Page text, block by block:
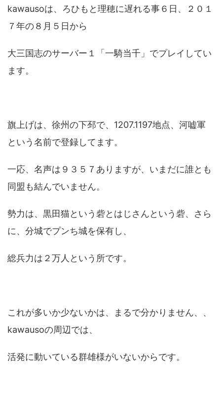
kawausoは、ろひもと理穂に遅れる事６日、２０１
７年の８月５日から
大三国志のサーバー１「一騎当千」でプレイしてい
ます。
旗上げは、徐州の下邳で、1207.1197地点、河嘘軍
という名前で登録してます。
一応、名声は９３５７ありますが、いまだに誰とも
同盟も結んでいません。
勢力は、黒田猫という砦とはじさんという砦、さら
に、分城でプンち城を保有し、
総兵力は２万人という所です。
これが多いか少ないかは、まるで分かりません、、
kawausoの周辺では、
活発に動いている群雄様がいないからです。